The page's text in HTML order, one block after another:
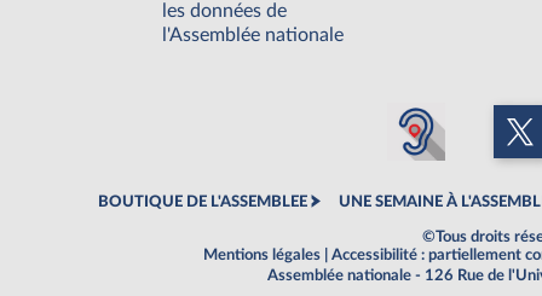
les données de
l'Assemblée nationale
BOUTIQUE DE L'ASSEMBLEE UNE SEMAINE À
©Tous droits
Mentions légales
Accessibilité : partiellement
Assemblée nationale - 126 Rue de